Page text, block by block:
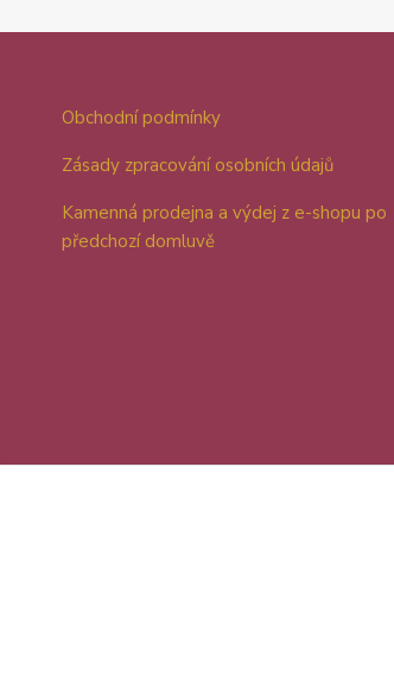
Obchodní podmínky
Zásady zpracování osobních údajů
Kamenná prodejna a výdej z e-shopu po
předchozí domluvě